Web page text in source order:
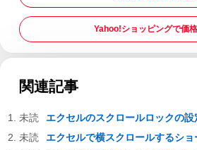
Yahoo!ショッピングで価
関連記事
エクセルのスクロールロックの
エクセルで横スクロールするショ